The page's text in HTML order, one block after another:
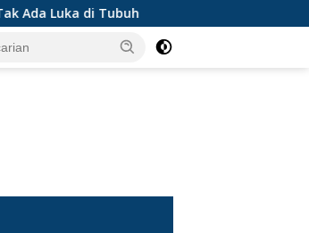
Luka di Tubuh